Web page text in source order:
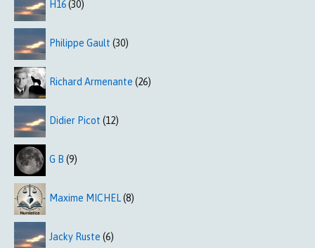
H16(30)
Philippe Gault (30)
Richard Armenante (26)
Didier Picot (12)
G B (9)
Maxime MICHEL(8)
Jacky Ruste (6)